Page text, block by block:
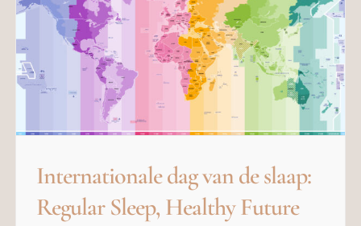
Internationale dag van de slaap:
Regular Sleep, Healthy Future